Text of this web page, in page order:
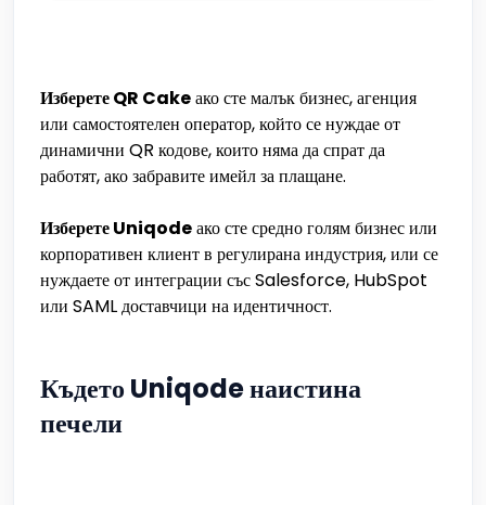
Изберете QR Cakeако сте малък бизнес, агенция
или самостоятелен оператор, който се нуждае от
динамични QR кодове, които няма да спрат да
работят, ако забравите имейл за плащане.
Изберете Uniqodeако сте средно голям бизнес или
корпоративен клиент в регулирана индустрия, или се
нуждаете от интеграции със Salesforce, HubSpot
или SAML доставчици на идентичност.
Където Uniqode наистина
печели